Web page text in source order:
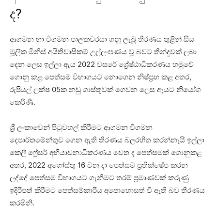
ද?
ආගමන හා විගමන පාලකවරයා ගනු ලැබූ තීරණය තුළින් සිය
මූලික මිනිස් අයිතිවාසිකම් උල්ලංඝණය වූ බවට තීන්දුවක් ලබා
දෙන ලෙස ඉල්ලා ඇය 2022 වසරේ ශ්‍රේෂ්ඨාධිකරණය හමුවේ
ගොනු කළ පෙත්සම විභාගයට නොගෙන නිෂ්ප්‍රභ කළ අතර,
රුපියල් ලක්ෂ 05ක නඩු ගාස්තුවක් ගෙවන ලෙස ඇයට නියෝග
කෙරිණි.
ශ්‍රී ලංකාවෙන් පිටුවහල් කිරීමට ආගමන විගමන
දෙපාර්තමේන්තුව ගෙන ඇති තීරණය බලරහිත කරන්නැයි ඉල්ලා
කෙලී ෆ්‍රේසර් අභියාචනාධිකරණය වෙත ද පෙත්සමක් ගොනුකළ
අතර, 2022 අගෝස්තු 16 වන දා පෙත්සම ප්‍රතික්ෂේප කරන
ලද්දේ පෙත්සම විභාගයට ගැනීමට තරම් ප්‍රමාණවක් කරුණු
ඉදිරිපත් කිරීමට පෙත්සම්කාරිය අපොහොසත් වී ඇති බව තීරණය
කරමිනි.